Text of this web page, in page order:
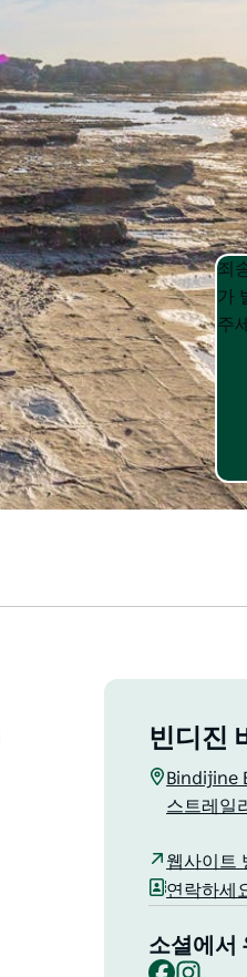
List
List
죄
가
주
빈디진
Bindijine
스트레일
웹사이트
연락하세
소셜에서
Facebook